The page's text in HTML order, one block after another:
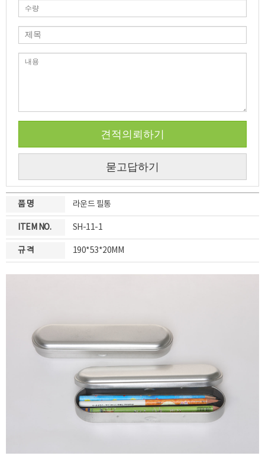
견적의뢰하기
묻고답하기
품 명 라운드 필통
ITEM NO. SH-11-1
규 격 190*53*20MM